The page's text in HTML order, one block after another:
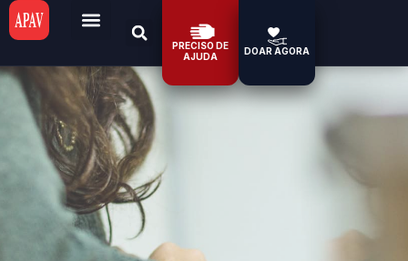
PRECISO DE
AJUDA
DOAR AGORA